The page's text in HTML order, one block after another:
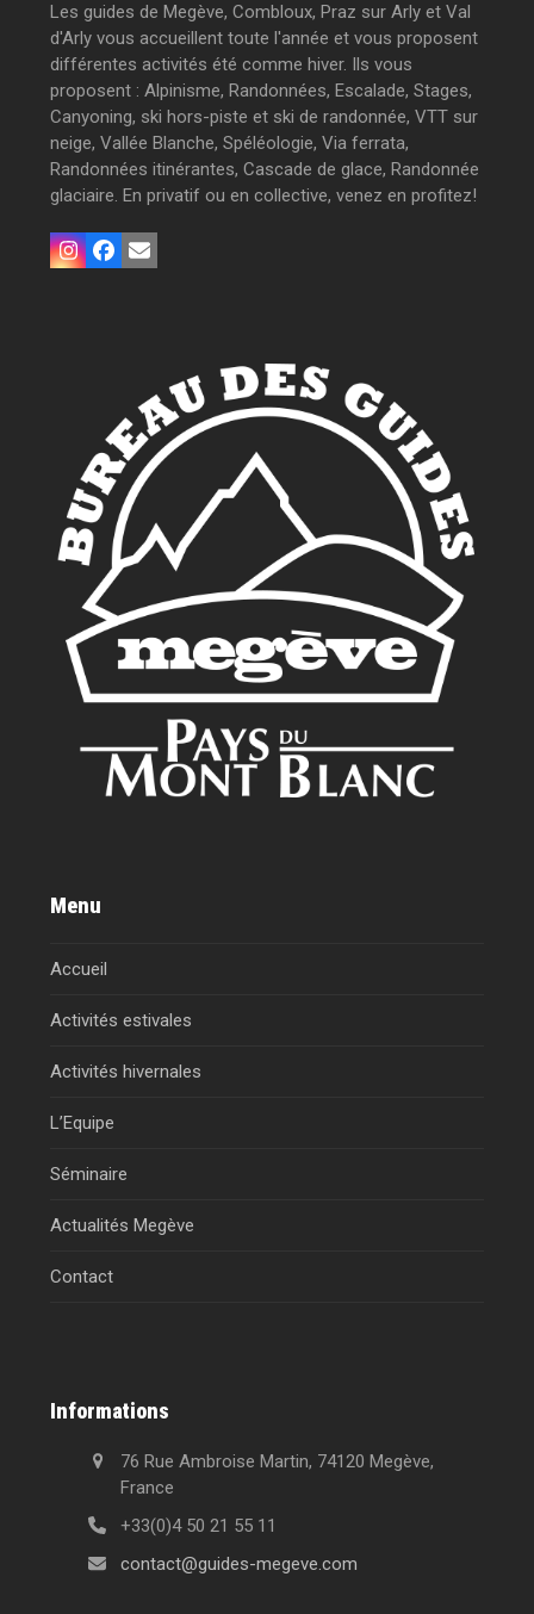
Les guides de Megève, Combloux, Praz sur Arly et Val
d'Arly vous accueillent toute l'année et vous proposent
différentes activités été comme hiver. Ils vous
proposent : Alpinisme, Randonnées, Escalade, Stages,
Canyoning, ski hors-piste et ski de randonnée, VTT sur
neige, Vallée Blanche, Spéléologie, Via ferrata,
Randonnées itinérantes, Cascade de glace, Randonnée
glaciaire. En privatif ou en collective, venez en profitez!
Instagram
Facebook
Email
Menu
Accueil
Activités estivales
Activités hivernales
L’Equipe
Séminaire
Actualités Megève
Contact
Informations
76 Rue Ambroise Martin, 74120 Megève,
France
+33(0)4 50 21 55 11
contact@guides-megeve.com